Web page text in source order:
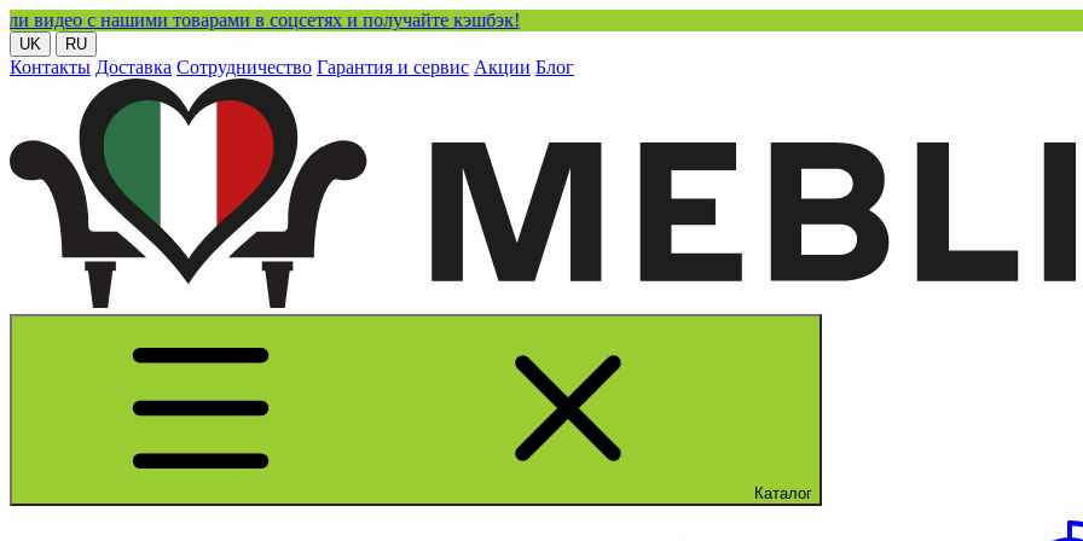
товарами в соцсетях и получайте кэшбэк!
UK RU
Контакты Доставка Сотрудничество Гарантия и сервис Акции Блог
Каталог